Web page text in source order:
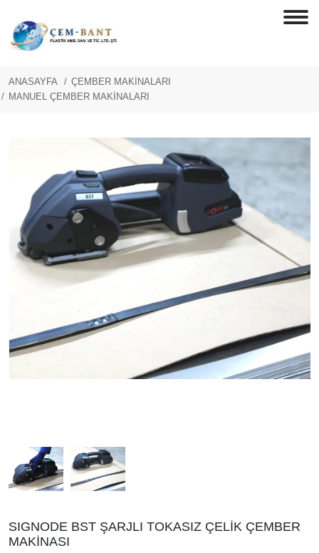
ANASAYFA
ÇEMBER MAKİNALARI
MANUEL ÇEMBER MAKİNALARI
SIGNODE BST ŞARJLI TOKASIZ ÇELİK ÇEMBER
MAKİNASI